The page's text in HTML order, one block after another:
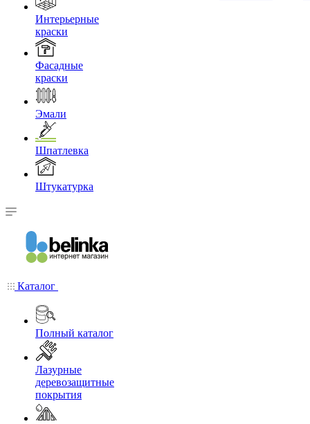
Интерьерные
краски
Фасадные
краски
Эмали
Шпатлевка
Штукатурка
Каталог
Полный каталог
Лазурные
деревозащитные
покрытия